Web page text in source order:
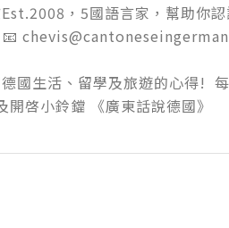
，5國語言家，幫助你認
國生活、留學及旅遊的心得!
啓小鈴鐺 《廣東話說德國》